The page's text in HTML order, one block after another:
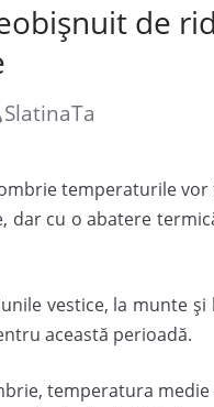
de
SlatinaTa
temperaturile
dar cu o abatere
vestice, la munte
această perioadă.
temperatura